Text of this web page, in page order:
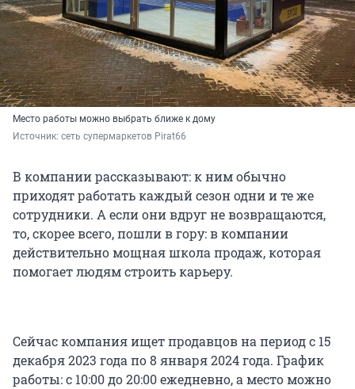
Место работы можно выбрать ближе к дому
Источник: сеть супермаркетов Pirat66
В компании рассказывают: к ним обычно
приходят работать каждый сезон одни и те же
сотрудники. А если они вдруг не возвращаются,
то, скорее всего, пошли в гору: в компании
действительно мощная школа продаж, которая
помогает людям строить карьеру.
Сейчас компания ищет продавцов на период с 15
декабря 2023 года по 8 января 2024 года. График
работы: с 10:00 до 20:00 ежедневно, а место можно